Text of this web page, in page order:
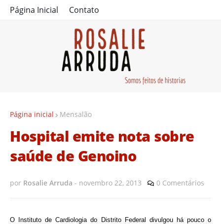
Página Inicial Contato
Página inicial Mensalão
Hospital emite nota sobre
saúde de Genoino
por Rosalie Arruda - novembro 22, 2013 0 Comentários
O Instituto de Cardiologia do Distrito Federal divulgou há pouco o